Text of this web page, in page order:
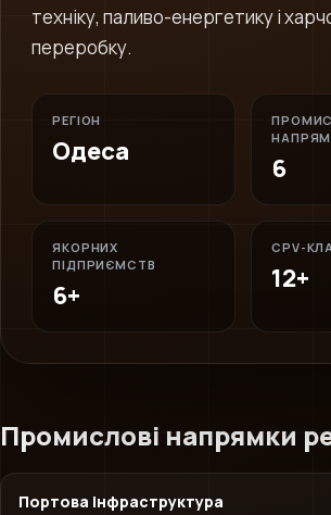
техніку, паливо-енергетику і
переробку.
РЕГІОН
Одеса
6
ЯКОРНИХ
ПІДПРИЄМСТВ
6+
CPV-
12+
Промислові напрямки
Портова інфраструктура